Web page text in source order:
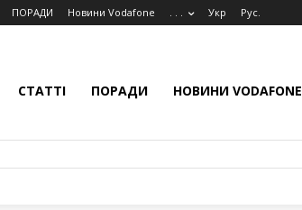
ПОРАДИ Новини Vodafone . . . Укр Рус.
СТАТТІ ПОРАДИ НОВИНИ VODAFONE